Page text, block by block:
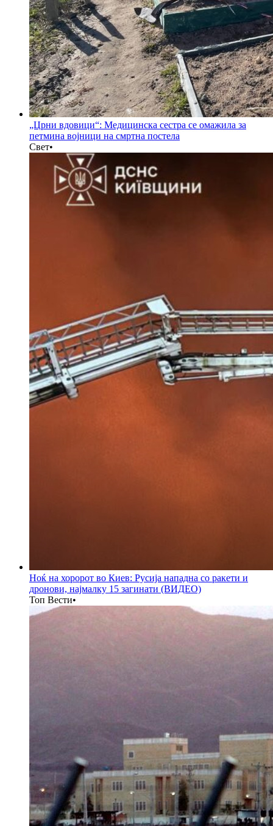
„Црни вдовици“: Медицинска сестра се омажила за
петмина војници на смртна постела
Свет•
Ноќ на хоророт во Киев: Русија нападна со ракети и
дронови, најмалку 15 загинати (ВИДЕО)
Топ Вести•